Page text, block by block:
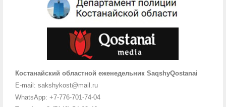
Костанайский областной еженедельник SaqshyQostanai
E-mail: sakshykost@mail.ru
WhatsApp: +7-776-701-74-04